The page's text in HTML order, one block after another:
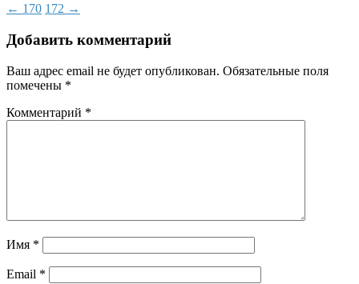
Post
navigation
← 170 172 →
Добавить комментарий
Ваш адрес email не будет опубликован. Обязательные поля
помечены *
Комментарий *
Имя *
Email *